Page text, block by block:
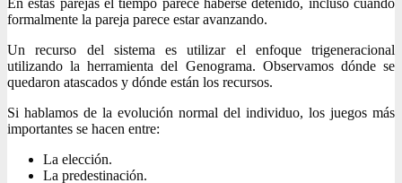
En estas parejas el tiempo parece haberse detenido, incluso cuando
formalmente la pareja parece estar avanzando.
Un recurso del sistema es utilizar el enfoque trigeneracional
utilizando la herramienta del Genograma. Observamos dónde se
quedaron atascados y dónde están los recursos.
Si hablamos de la evolución normal del individuo, los juegos más
importantes se hacen entre:
La elección.
La predestinación.